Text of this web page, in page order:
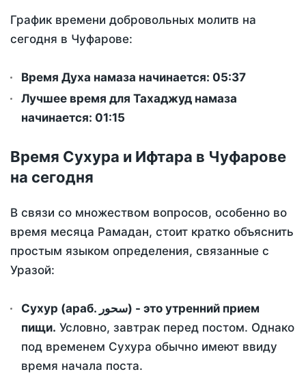
График времени добровольных молитв на
сегодня в Чуфарове:
Время Духа намаза начинается: 05:37
Лучшее время для Тахаджуд намаза
начинается: 01:15
Время Сухура и Ифтара в Чуфарове
на сегодня
В связи со множеством вопросов, особенно во
время месяца Рамадан, стоит кратко объяснить
простым языком определения, связанные с
Уразой:
Сухур (араб. سحور) - это утренний прием
пищи. Условно, завтрак перед постом. Однако
под временем Сухура обычно имеют ввиду
время начала поста.